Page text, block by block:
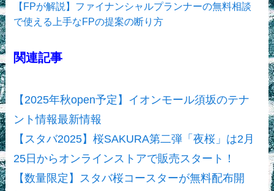
【FPが解説】ファイナンシャルプランナーの無料相談
で使える上手なFPの提案の断り方
関連記事
【2025年秋open予定】イオンモール須坂のテナ
ント情報最新情報
【スタバ2025】桜SAKURA第二弾「夜桜」は2月
25日からオンラインストアで販売スタート！
【数量限定】スタバ桜コースターが無料配布開